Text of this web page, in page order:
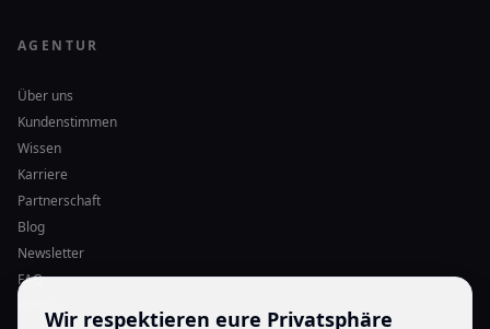
AGENTUR
Über uns
Kundenstimmen
Wissen
Karriere
Partnerschaft
Blog
Newsletter
FAQ
Wir respektieren eure Privatsphäre